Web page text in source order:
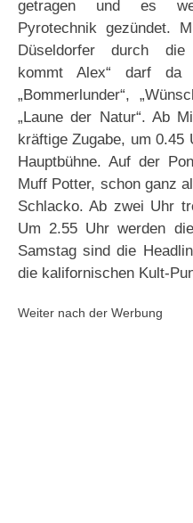
getragen und es
Pyrotechnik gezündet.
Düseldorfer durch
kommt Alex“ darf da
„Bommerlunder“,
„Laune der Natur“. Ab
kräftige Zugabe, um
Hauptbühne. Auf der
Muff Potter, schon ganz
Schlacko. Ab zwei Uhr
Um 2.55 Uhr werden
Samstag sind die
die kalifornischen Kult-
Weiter nach der Werbung